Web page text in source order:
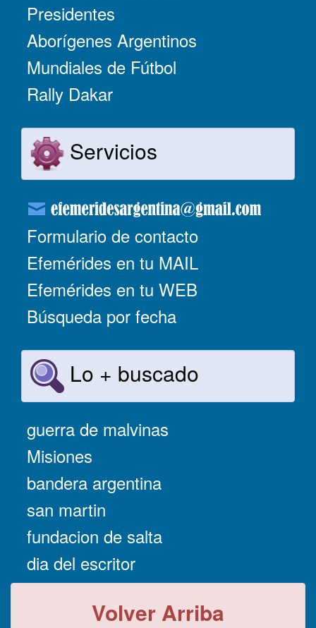
Presidentes
Aborígenes Argentinos
Mundiales de Fútbol
Rally Dakar
Servicios
Formulario de contacto
Efemérides en tu MAIL
Efemérides en tu WEB
Búsqueda por fecha
Lo + buscado
guerra de malvinas
Misiones
bandera argentina
san martin
fundacion de salta
dia del escritor
Volver Arriba